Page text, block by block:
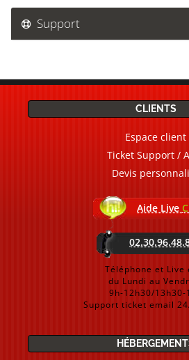
Support
CLIENTS
Espace client
Ticket Support /
Devis
Aide Live
Téléphone et Live
du Lundi au
9h-12h30/13h30-
Support ticket email